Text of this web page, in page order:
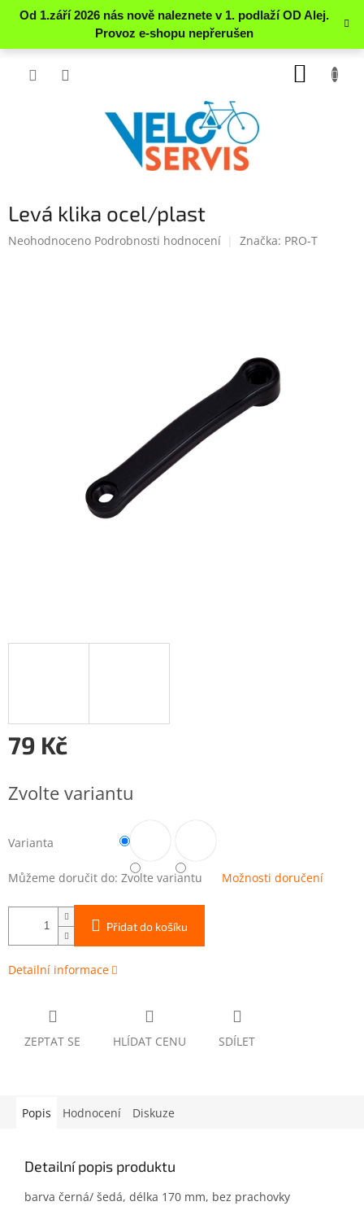
Přejít
Levá klika ocel/plast
Průměrné
Neohodnoceno Podrobnosti hodnocení Značka: PRO-T
79 Kč
cena:
Zvolte variantu
Varianta
Můžeme doručit do: Zvolte variantu Možnosti doručení
Přidat do košíku
Detailní informace
ZEPTAT SE HLÍDAT CENU SDÍLET
Popis Hodnocení Diskuze
Detailní popis produktu
barva černá/ šedá, délka 170 mm, bez prachovky